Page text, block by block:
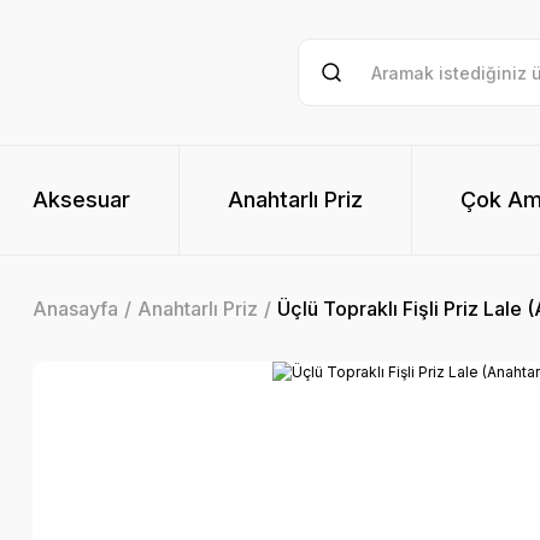
Aksesuar Anahtarlı Priz Çok
Anasayfa Anahtarlı Priz Üçlü Topraklı Fişli Priz Lale